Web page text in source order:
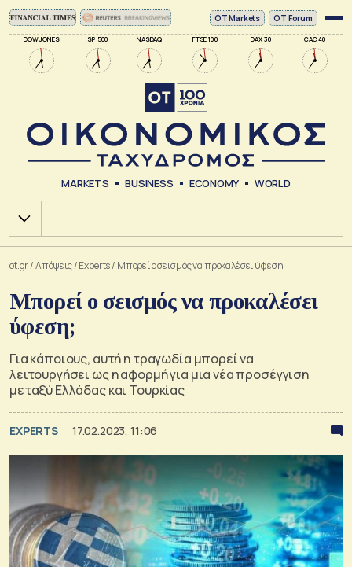
DOW JONES SP 500 NASDAQ FTSE 100 DAX 30 CAC 40
ΟΤ Markets OT Forum
MARKETS BUSINESS ECONOMY WORLD
Χ.Α.
ot.gr/Απόψεις/Experts/ Μπορεί ο σεισμός να προκαλέσει ύφεση;
Μπορεί ο σεισμός να προκαλέσει
ύφεση;
Για κάποιους, αυτή η τραγωδία μπορεί να
λειτουργήσει ως η αφορμή για μια νέα προσέγγιση
μεταξύ Ελλάδας και Τουρκίας
EXPERTS 17.02.2023, 11:06